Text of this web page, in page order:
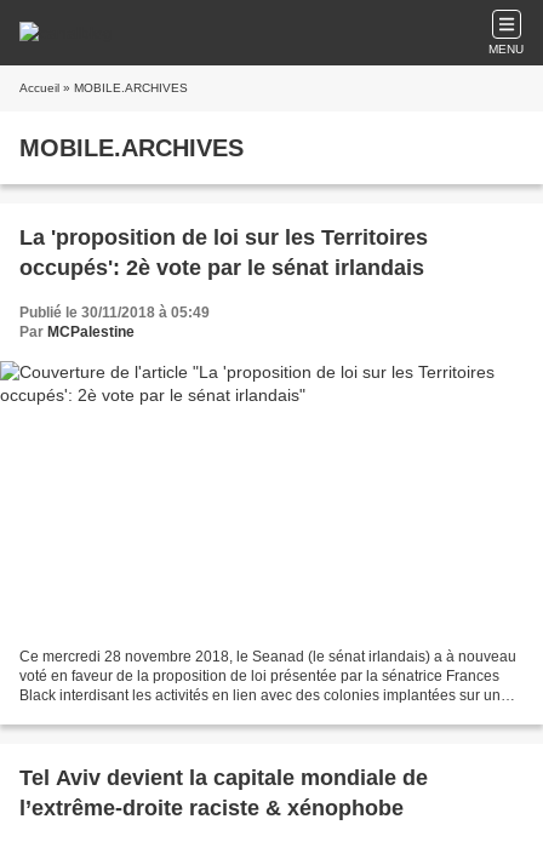
MENU
Accueil » MOBILE.ARCHIVES
MOBILE.ARCHIVES
La 'proposition de loi sur les Territoires
occupés': 2è vote par le sénat irlandais
Publié le 30/11/2018 à 05:49
Par MCPalestine
Ce mercredi 28 novembre 2018, le Seanad (le sénat irlandais) a à nouveau
voté en faveur de la proposition de loi présentée par la sénatrice Frances
Black interdisant les activités en lien avec des colonies implantées sur un
Tel Aviv devient la capitale mondiale de
l’extrême-droite raciste & xénophobe